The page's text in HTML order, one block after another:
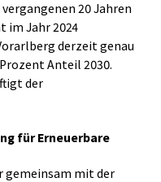
20 Jahren
im Jahr 2024
derzeit genau
Anteil 2030.
der
für Erneuerbare
gemeinsam mit der